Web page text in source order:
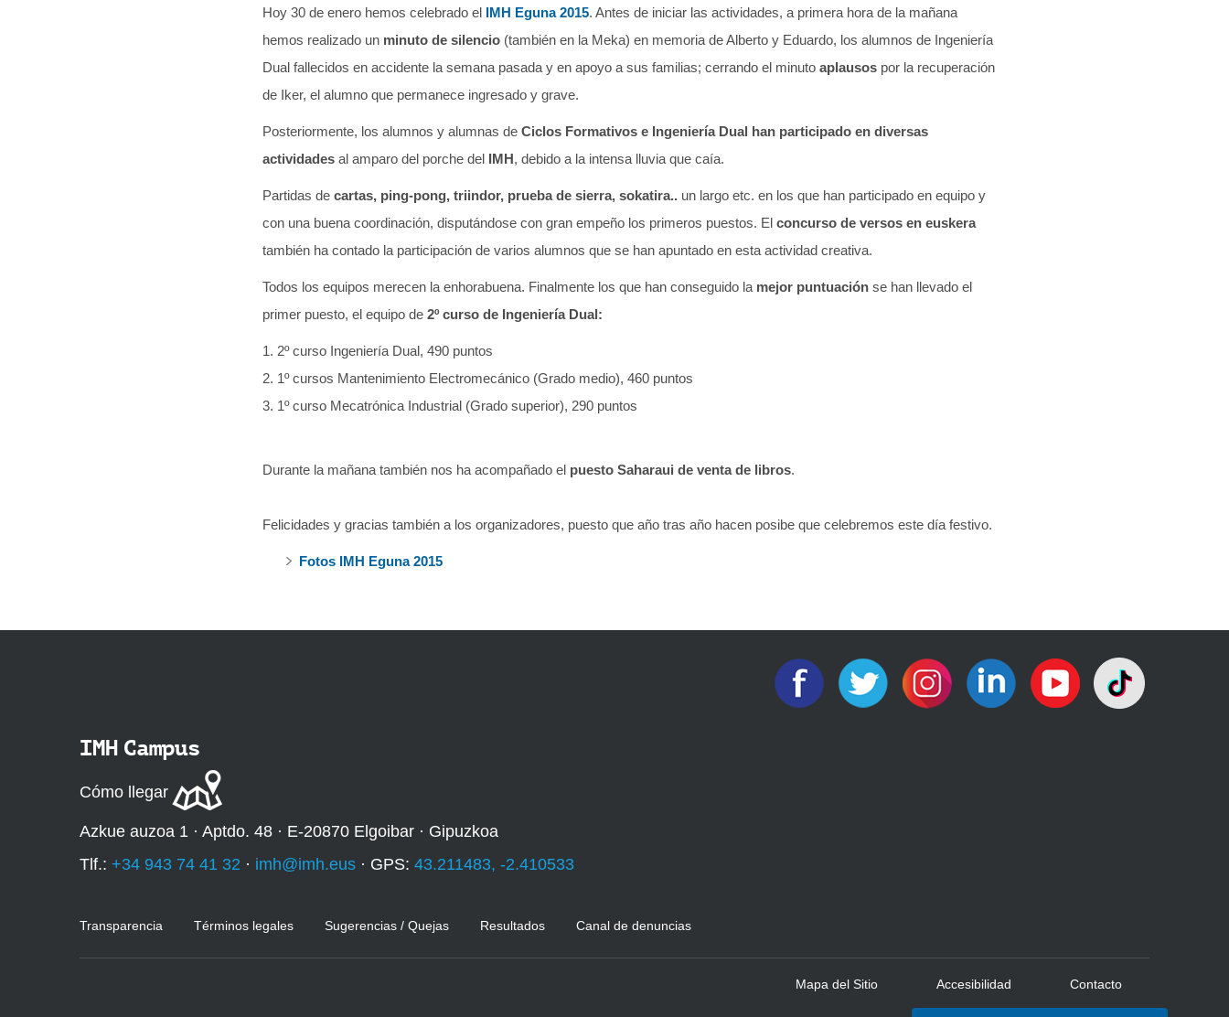
Hoy 30 de enero hemos celebrado el IMH Eguna 2015. Antes de iniciar las actividades, a primera hora de la mañana
hemos realizado un minuto de silencio (también en la Meka) en memoria de Alberto y Eduardo, los alumnos de Ingeniería
Dual fallecidos en accidente la semana pasada y en apoyo a sus familias; cerrando el minuto aplausos por la recuperación
de Iker, el alumno que permanece ingresado y grave.
Posteriormente, los alumnos y alumnas de Ciclos Formativos e Ingeniería Dual han participado en diversas
actividades al amparo del porche del IMH, debido a la intensa lluvia que caía.
Partidas de cartas, ping-pong, triindor, prueba de sierra, sokatira.. un largo etc. en los que han participado en equipo y
con una buena coordinación, disputándose con gran empeño los primeros puestos. El concurso de versos en euskera
también ha contado la participación de varios alumnos que se han apuntado en esta actividad creativa.
Todos los equipos merecen la enhorabuena. Finalmente los que han conseguido la mejor puntuación se han llevado el
primer puesto, el equipo de 2º curso de Ingeniería Dual:
1. 2º curso Ingeniería Dual, 490 puntos
2. 1º cursos Mantenimiento Electromecánico (Grado medio), 460 puntos
3. 1º curso Mecatrónica Industrial (Grado superior), 290 puntos
Durante la mañana también nos ha acompañado el puesto Saharaui de venta de libros.
Felicidades y gracias también a los organizadores, puesto que año tras año hacen posibe que celebremos este día festivo.
Fotos IMH Eguna 2015
IMH Campus
Cómo llegar
Azkue auzoa 1 · Aptdo. 48 · E-20870 Elgoibar · Gipuzkoa
Tlf.: +34 943 74 41 32 · imh@imh.eus · GPS: 43.211483, -2.410533
Transparencia Términos legales Sugerencias / Quejas Resultados Canal de denuncias
Mapa del Sitio Accesibilidad Contacto